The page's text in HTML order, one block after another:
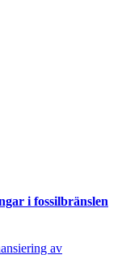
i fossilbränslen
av